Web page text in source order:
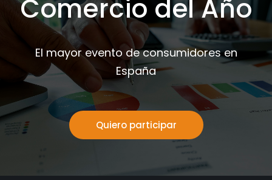
Comercio del Año
El mayor evento de consumidores en
España
Quiero participar